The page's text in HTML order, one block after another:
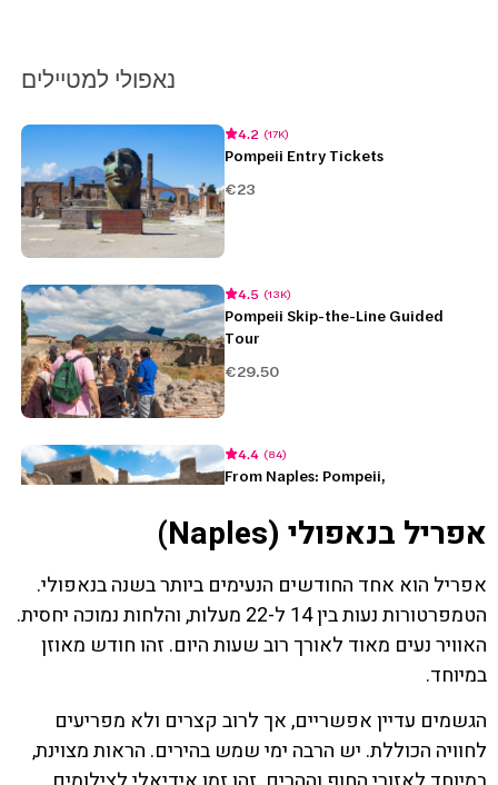
אפריל בנאפולי (Naples)
אפריל הוא אחד החודשים הנעימים ביותר בשנה בנאפולי.
הטמפרטורות נעות בין 14 ל-22 מעלות, והלחות נמוכה יחסית.
האוויר נעים מאוד לאורך רוב שעות היום. זהו חודש מאוזן
במיוחד.
הגשמים עדיין אפשריים, אך לרוב קצרים ולא מפריעים
לחוויה הכוללת. יש הרבה ימי שמש בהירים. הראות מצוינת,